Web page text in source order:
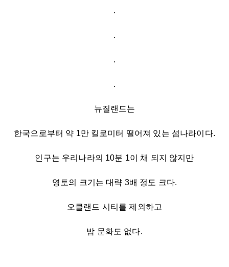
.
.
.
.
뉴질랜드는
한국으로부터 약 1만 킬로미터 떨어져 있는 섬나라이다.
인구는 우리나라의 10분 1이 채 되지 않지만
영토의 크기는 대략 3배 정도 크다.
오클랜드 시티를 제외하고
밤 문화도 없다.